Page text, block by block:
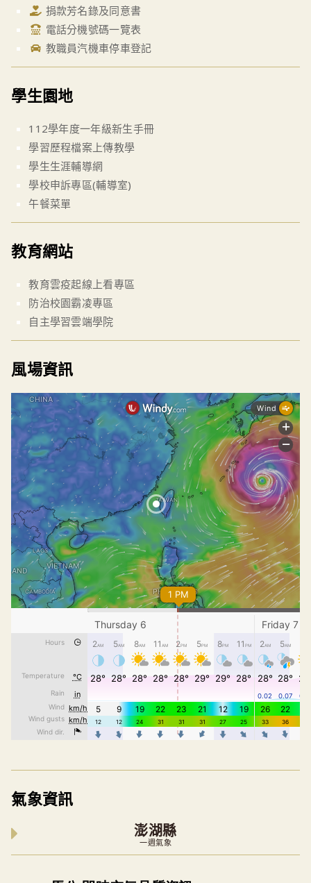
捐款芳名錄及同意書
電話分機號碼一覽表
教職員汽機車停車登記
學生園地
112學年度一年級新生手冊
學習歷程檔案上傳教學
學生生涯輔導網
學校申訴專區(輔導室)
午餐菜單
教育網站
教育雲疫起線上看專區
防治校園霸凌專區
自主學習雲端學院
風場資訊
氣象資訊
澎湖縣
一週氣象